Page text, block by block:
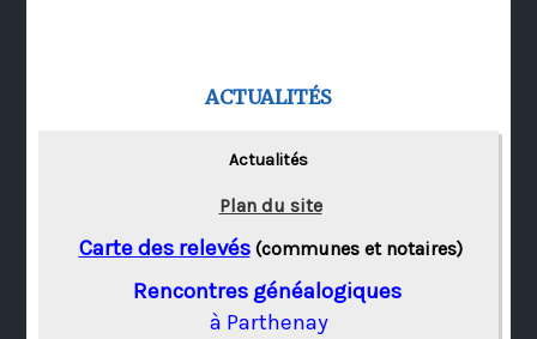
ACTUALITÉS
Actualités
Plan du site
Carte des relevés(communes et notaires)
Rencontres généalogiques
à Parthenay